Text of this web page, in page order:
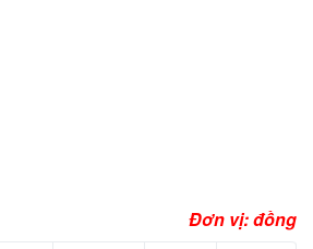
Đơn vị: đồng